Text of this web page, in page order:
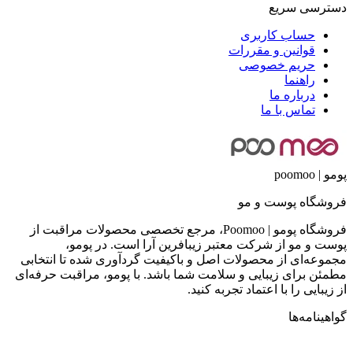
دسترسی سریع
حساب کاربری
قوانین و مقررات
حریم خصوصی
راهنما
درباره ما
تماس با ما
پومو | poomoo
فروشگاه پوست و مو
فروشگاه پومو | Poomoo، مرجع تخصصی محصولات مراقبت از
پوست و مو از شرکت معتبر زیبافرین آرا است. در پومو،
مجموعه‌ای از محصولات اصل و باکیفیت گردآوری شده تا انتخابی
مطمئن برای زیبایی و سلامت شما باشد. با پومو، مراقبت حرفه‌ای
از زیبایی را با اعتماد تجربه کنید.
گواهینامه‌ها